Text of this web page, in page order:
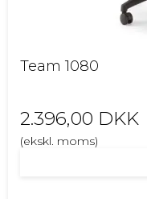
Team 1080
2.396,00 DKK
(ekskl. moms)